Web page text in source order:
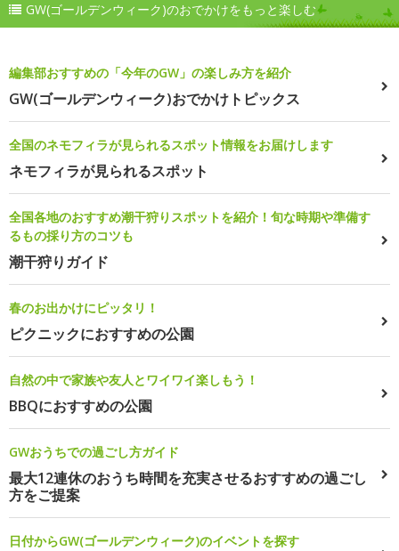
GW(ゴールデンウィーク)のおでかけをもっと楽しむ
編集部おすすめの「今年のGW」の楽しみ方を紹介
GW(ゴールデンウィーク)おでかけトピックス
全国のネモフィラが見られるスポット情報をお届けします
ネモフィラが見られるスポット
全国各地のおすすめ潮干狩りスポットを紹介！旬な時期や準備す
るもの採り方のコツも
潮干狩りガイド
春のお出かけにピッタリ！
ピクニックにおすすめの公園
自然の中で家族や友人とワイワイ楽しもう！
BBQにおすすめの公園
GWおうちでの過ごし方ガイド
最大12連休のおうち時間を充実させるおすすめの過ごし
方をご提案
日付からGW(ゴールデンウィーク)のイベントを探す